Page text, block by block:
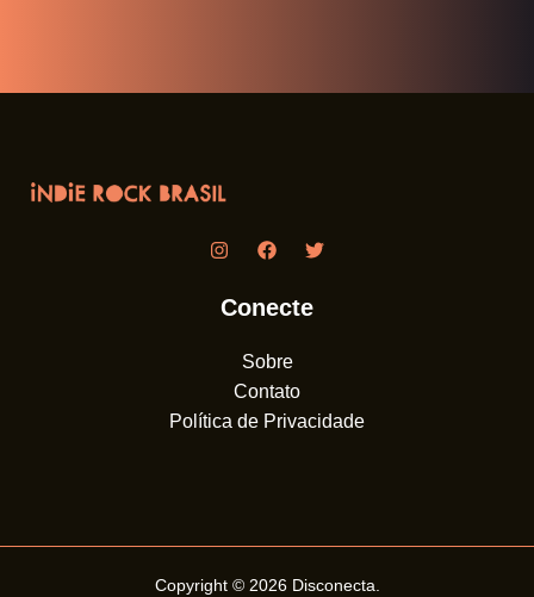
Conecte
Sobre
Contato
Política de Privacidade
Copyright © 2026 Disconecta